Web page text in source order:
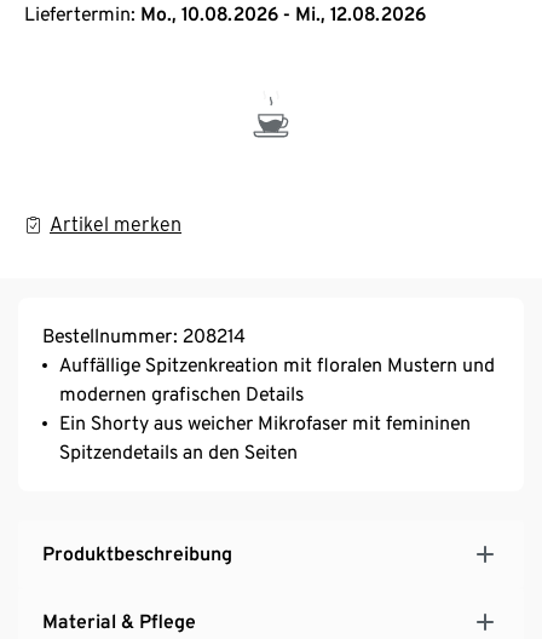
Liefertermin: Mo., 10.08.2026 - Mi., 12.08.2026
Artikel merken
Bestellnummer: 208214
Auffällige Spitzenkreation mit floralen Mustern und
modernen grafischen Details
Ein Shorty aus weicher Mikrofaser mit femininen
Spitzendetails an den Seiten
Produktbeschreibung
Material & Pflege